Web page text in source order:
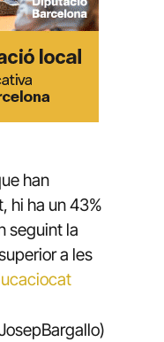
han
hi ha un 43%
seguint la
a les